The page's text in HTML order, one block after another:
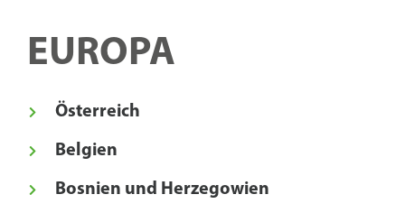
EUROPA
Österreich
Belgien
Bosnien und Herzegowien